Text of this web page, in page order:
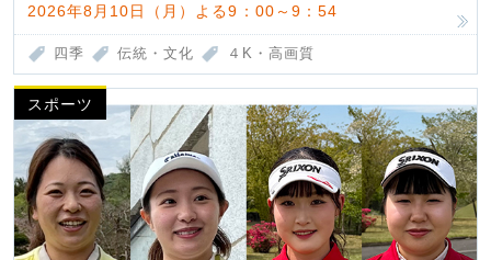
2026年8月10日（月）よる9：00～9：54
四季 伝統・文化 ４K・高画質
スポーツ